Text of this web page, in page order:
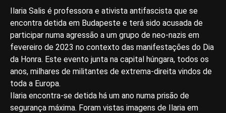
Ilaria Salis é professora e ativista antifascista que se
encontra detida em Budapeste e terá sido acusada de
participar numa agressão a um grupo de neo-nazis em
fevereiro de 2023 no contexto das manifestações do Dia
da Honra. Este evento junta na capital húngara, todos os
anos, milhares de militantes de extrema-direita vindos de
toda a Europa.
Ilaria encontra-se detida há um ano numa prisão de
segurança máxima. Foram vistas imagens de Ilaria em